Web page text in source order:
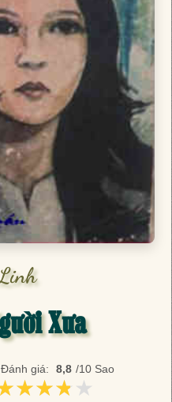
Xưa
Đánh giá: 8,8 /10 Sao